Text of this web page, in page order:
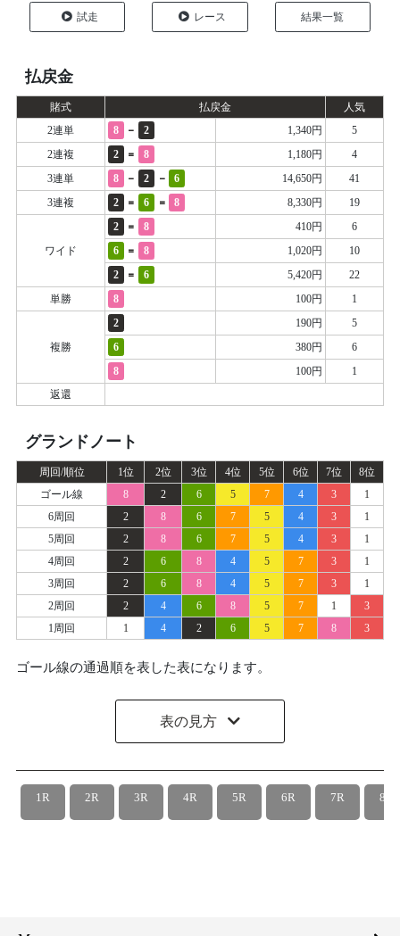
試走 レース 結果一覧
払戻金
賭式 払戻金
人気
2連単
8 - 2 1,340円
5
2連複
2 = 8 1,180円
4
3連単
8 - 2 - 6 14,650円
41
3連複
2 = 6 = 8 8,330円 19
ワイド
2 = 8 410円
6
6
= 8 1,020円
10
2
= 6 5,420円
22
単勝
8 100円 1
複勝
2 190円
5
6
380円
6
8
100円
1
返還
グランドノート
周回/順位 1位 2位 3位 4位 5位 6位 7位
8位
ゴール線
8 2 6 5 7 4 3
1
6周回
2 8 6 7 5 4 3
1
5周回
2 8 6 7 5 4 3
1
4周回
2 6 8 4 5 7 3
1
3周回
2 6 8 4 5 7 3
1
2周回
2 4 6 8 5 7 1
3
1周回
1 4 2 6 5 7 8 3
ゴール線の通過順を表した表になります。
表の見方
1R 2R 3R 4R 5R 6R 7R 8R